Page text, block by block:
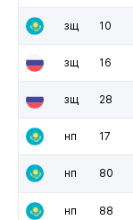
зщ 10
зщ 16
зщ 28
нп 17
нп 80
нп 88